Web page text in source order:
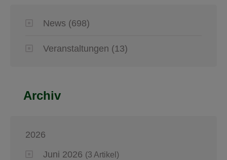
News (698)
Veranstaltungen (13)
Archiv
2026
Juni 2026 (3 Artikel)